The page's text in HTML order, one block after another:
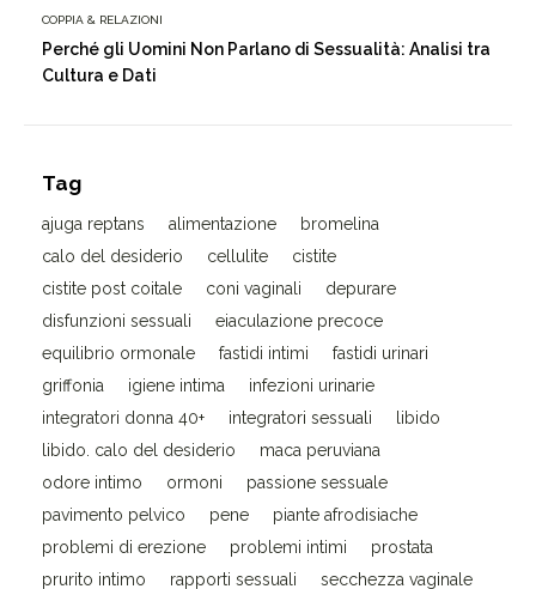
COPPIA & RELAZIONI
Perché gli Uomini Non Parlano di Sessualità: Analisi tra
Cultura e Dati
Tag
ajuga reptans alimentazione
bromelina
calo del desiderio
cellulite
cistite
cistite post coitale
coni vaginali
depurare
disfunzioni sessuali
eiaculazione precoce
equilibrio ormonale
fastidi intimi
fastidi urinari
griffonia
igiene intima
infezioni urinarie
integratori donna 40+
integratori sessuali
libido
libido. calo del desiderio
maca peruviana
odore intimo
ormoni
passione sessuale
pavimento pelvico
pene
piante afrodisiache
problemi di erezione
problemi intimi
prostata
prurito intimo
rapporti sessuali
secchezza vaginale